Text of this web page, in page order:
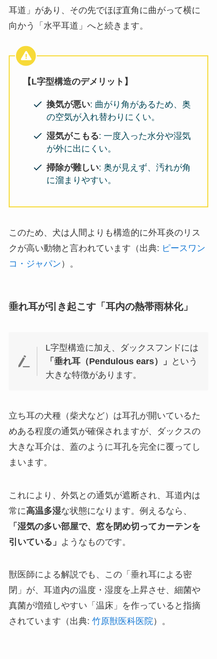
耳道」があり、その先でほぼ直角に曲がって横に
向かう「水平耳道」へと続きます。
【L字型構造のデメリット】
換気が悪い: 曲がり角があるため、奥
の空気が入れ替わりにくい。
湿気がこもる: 一度入った水分や湿気
が外に出にくい。
掃除が難しい: 奥が見えず、汚れが角
に溜まりやすい。
このため、犬は人間よりも構造的に外耳炎のリス
クが高い動物と言われています（出典: ピースワン
コ・ジャパン ）。
垂れ耳が引き起こす「耳内の熱帯雨林化」
L字型構造に加え、ダックスフンドには
「垂れ耳（Pendulous ears）」
という
大きな特徴があります。
立ち耳の犬種（柴犬など）は耳孔が開いているた
めある程度の通気が確保されますが、ダックスの
大きな耳介は、蓋のように耳孔を完全に覆ってし
まいます。
これにより、外気との通気が遮断され、耳道内は
常に高温多湿な状態になります。例えるなら、
「湿気の多い部屋で、窓を閉め切ってカーテンを
引いている」 ようなものです。
獣医師による解説でも、この「垂れ耳による密
閉」が、耳道内の温度・湿度を上昇させ、細菌や
真菌が増殖しやすい「温床」を作っていると指摘
されています（出典: 竹原獣医科医院）。